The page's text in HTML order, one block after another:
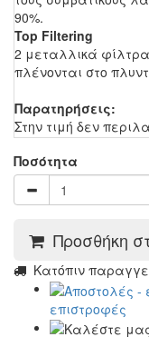
90%.
Top Filtering
2 μεταλλικά
πλένονται στο
Παρατηρήσεις:
Στην τιμή δεν
Ποσότητα
Προσθήκη
Kατόπιν
επιστροφές